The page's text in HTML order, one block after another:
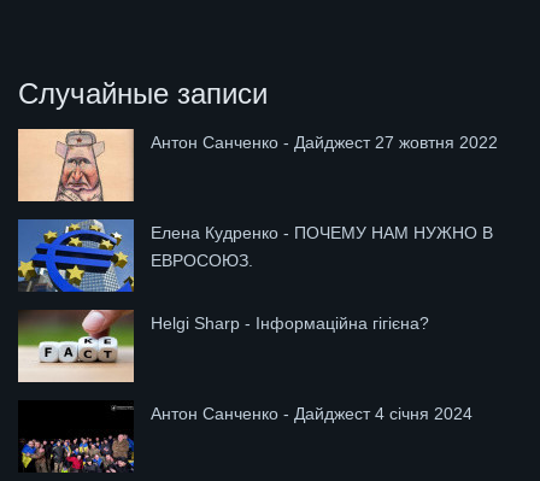
Случайные записи
Антон Санченко - Дайджест 27 жовтня 2022
Елена Кудренко - ПОЧЕМУ НАМ НУЖНО В
ЕВРОСОЮЗ.
Helgi Sharp - Інформаційна гігієна?
Антон Санченко - Дайджест 4 січня 2024